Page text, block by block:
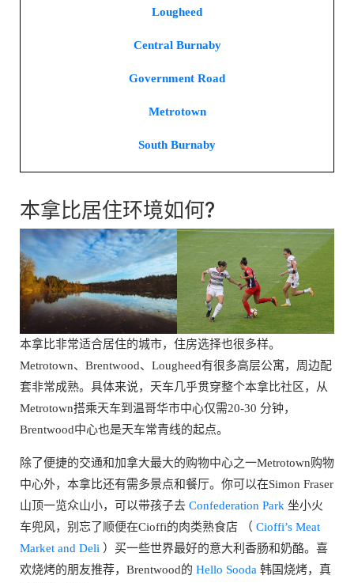
Lougheed
Central Burnaby
Government Road
Metrotown
South Burnaby
本拿比居住环境如何?
本拿比非常适合居住的城市，住房选择也很多样。
Metrotown、Brentwood、Lougheed有很多高层公寓，周边配
套非常成熟。具体来说，天车几乎贯穿整个本拿比社区，从
Metrotown搭乘天车到温哥华市中心仅需20-30 分钟，
Brentwood中心也是天车常青线的起点。
除了便捷的交通和加拿大最大的购物中心之一Metrotown购物
中心外，本拿比还有需多景点和餐厅。你可以在Simon Fraser
山顶一览众山小，可以带孩子去 Confederation Park 坐小火
车兜风，别忘了顺便在Cioffi的肉类熟食店 （ Cioffi’s Meat
Market and Deli ）买一些世界最好的意大利香肠和奶酪。喜
欢烧烤的朋友推荐，Brentwood的 Hello Sooda 韩国烧烤，真